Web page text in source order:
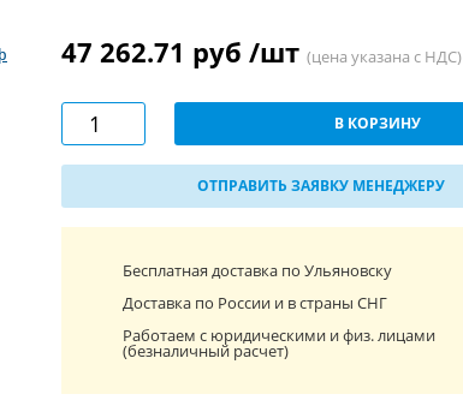
47 262.71 руб /шт (цена указана с НДС)
В КОРЗИНУ
ОТПРАВИТЬ ЗАЯВКУ МЕНЕДЖЕРУ
Бесплатная доставка по Ульяновску
Доставка по России и в страны СНГ
Работаем с юридическими и физ. лицами
(безналичный расчет)